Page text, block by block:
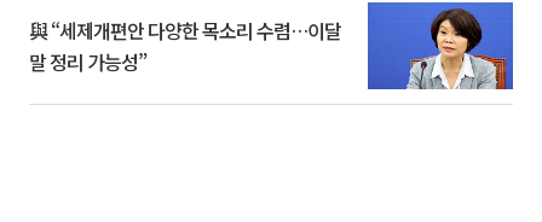
與 “세제개편안 다양한 목소리 수렴…이달
말 정리 가능성”